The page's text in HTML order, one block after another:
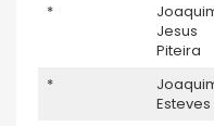
*
Jesus
Piteira
*
Esteves